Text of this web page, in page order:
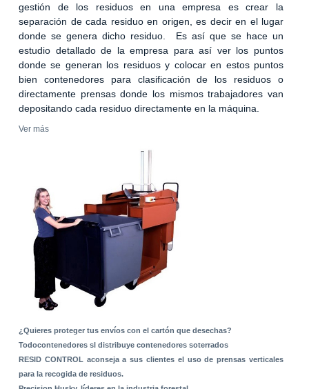
gestión de los residuos en una empresa es crear la
separación de cada residuo en origen, es decir en el lugar
donde se genera dicho residuo. Es así que se hace un
estudio detallado de la empresa para así ver los puntos
donde se generan los residuos y colocar en estos puntos
bien contenedores para clasificación de los residuos o
directamente prensas donde los mismos trabajadores van
depositando cada residuo directamente en la máquina.
Ver más
¿Quieres proteger tus envíos con el cartón que desechas?
Todocontenedores sl distribuye contenedores soterrados
RESID CONTROL aconseja a sus clientes el uso de prensas verticales
para la recogida de residuos.